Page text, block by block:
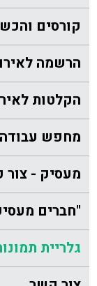
קורסים
הרשמה
הקלטות
מחפש
מעסיק -
"חברים
גלריית